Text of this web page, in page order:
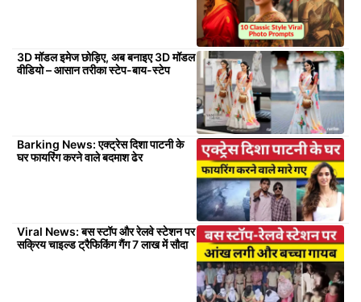
3D मॉडल इमेज छोड़िए, अब बनाइए 3D मॉडल
वीडियो – आसान तरीका स्टेप-बाय-स्टेप
Barking News: एक्ट्रेस दिशा पाटनी के
घर फायरिंग करने वाले बदमाश ढेर
Viral News: बस स्टॉप और रेलवे स्टेशन पर
सक्रिय चाइल्ड ट्रैफिकिंग गैंग 7 लाख में सौदा